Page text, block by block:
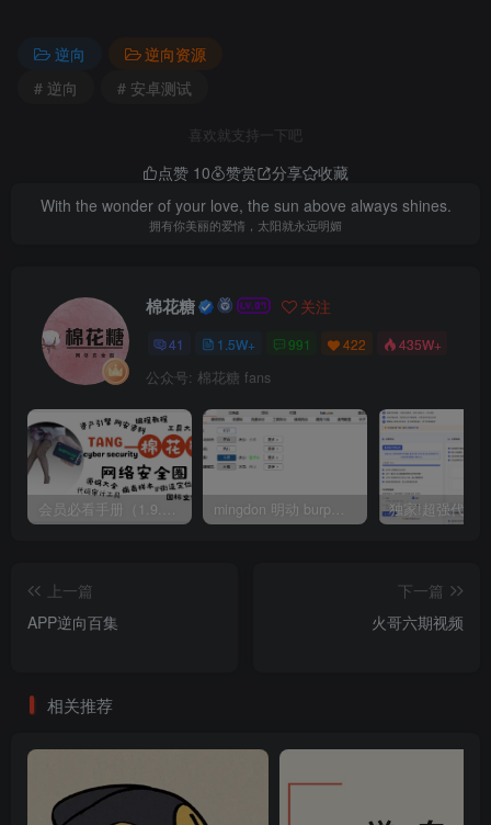
逆向
逆向资源
# 逆向
# 安卓测试
喜欢就支持一下吧
点赞 10 赞赏 分享
收藏
With the wonder of your love, the sun above always shines.
拥有你美丽的爱情，太阳就永远明媚
棉花糖 关注
41 1.5W+ 991 422 435W+
公众号: 棉花糖 fans
会员必看手册（1.9.0版本 26.4.5更新） mingdon 明动 burp插件0.2.6版本 本地时间校验去除版
上一篇
APP逆向百集
下一篇
火哥六期视频
相关推荐